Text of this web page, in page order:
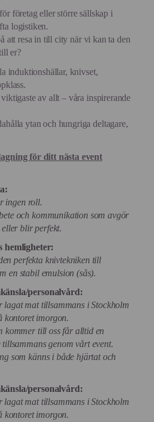
företag eller större sällskap i
logistiken.
att resa in till city när vi kan ta den
er?
induktionshällar, knivset,
av allt – våra inspirerande
ytan och hungriga deltagare,
för ditt nästa event
ingen roll.
och kommunikation som avgör
eller blir perfekt.
hemligheter:
perfekta knivtekniken till
en stabil emulsion (sås).
personalvård:
lagat mat tillsammans i Stockholm
kontoret imorgon.
kommer till oss får alltid en
genom vårt event.
som känns i både hjärtat och
personalvård:
lagat mat tillsammans i Stockholm
kontoret imorgon.